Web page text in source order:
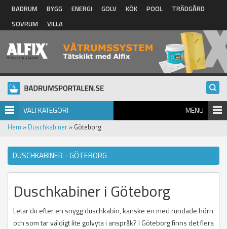
Hoppa till huvudinnehåll
BADRUM BYGG ENERGI GOLV KÖK POOL
TRÄDGÅRD
SOVRUM
VILLA
VÄLJ KATEGORI MENU
Hem » Duschkabiner » Göteborg
DUSCHKABINER - GÖTEBORG
Duschkabiner i Göteborg
Letar du efter en snygg duschkabin, kanske en med rundade hörn
och som tar väldigt lite golvyta i anspråk? I Göteborg finns det flera